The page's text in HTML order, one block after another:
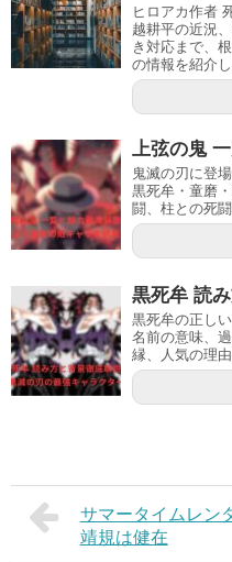
ヒロアカ作者
越耕平の近況
き対応まで、
の情報を紹介し
上弦の鬼
鬼滅の刃に登
黒死牟・童磨
闘、柱との死
黒死牟 読
黒死牟の正し
名前の意味、
縁、人気の理
サマータイムレン
靖規は健在